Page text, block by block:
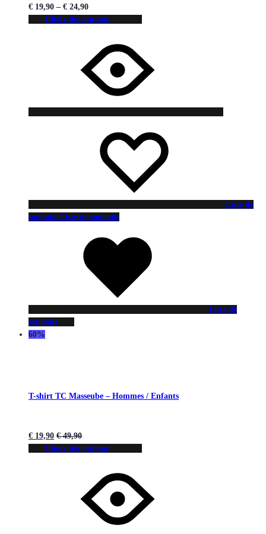
€ 19,90 – € 24,90
Choix des options
Liste de
souhaits Liste de souhaits
Liste de
souhaits
60%
T-shirt TC Masseube – Hommes / Enfants
€ 19,90 €49,90
Choix des options